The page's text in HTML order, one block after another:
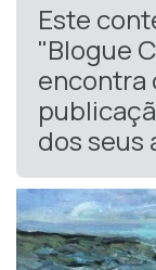
Este
"Blogue
encontra
dos seus